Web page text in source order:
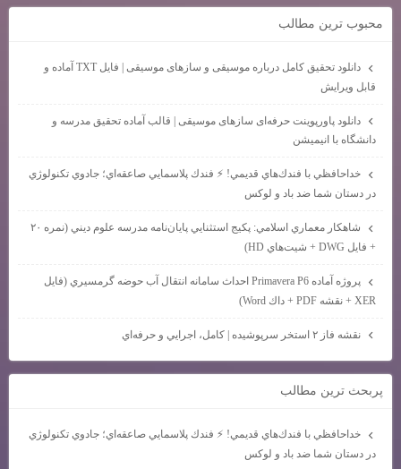
محبوب ترين مطالب
دانلود تحقیق کامل درباره موسیقی و سازهای موسیقی | فایل TXT آماده و
قابل ویرایش
دانلود پاورپوینت حرفه‌ای سازهای موسیقی | قالب آماده تحقیق مدرسه و
دانشگاه با انیمیشن
خداحافظي با فندك‌هاي قديمي! ⚡ فندك پلاسمايي صاعقه‌اي؛ جادوي تكنولوژي
در دستان شما ضد باد و لوكس
شاهكار معماري اسلامي: پكيج استثنايي پايان‌نامه مدرسه علوم ديني (نمره ۲۰
+ فايل DWG + شيت‌هاي HD)
پروژه آماده Primavera P6 احداث سامانه انتقال آب حوضه گرمسيري (فايل
XER + نقشه PDF + داك Word)
نقشه فاز ۲ استخر سرپوشيده | كامل، اجرايي و حرفه‌اي
پربحث ترين مطالب
خداحافظي با فندك‌هاي قديمي! ⚡ فندك پلاسمايي صاعقه‌اي؛ جادوي تكنولوژي
در دستان شما ضد باد و لوكس